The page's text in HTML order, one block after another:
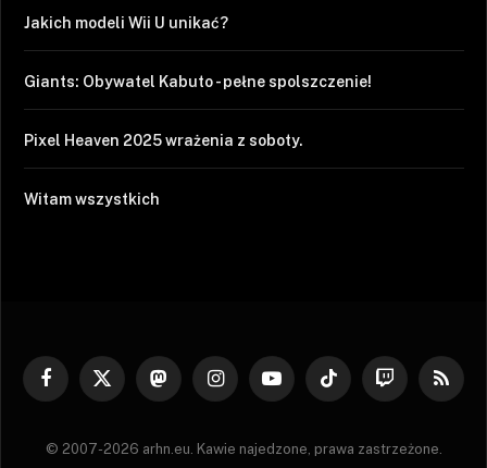
Jakich modeli Wii U unikać?
Giants: Obywatel Kabuto - pełne spolszczenie!
Pixel Heaven 2025 wrażenia z soboty.
Witam wszystkich
Facebook
X
MastodonInstagramYouTubeTikTok Twitch RSS
© 2007-2026 arhn.eu. Kawie najedzone, prawa zastrzeżone.